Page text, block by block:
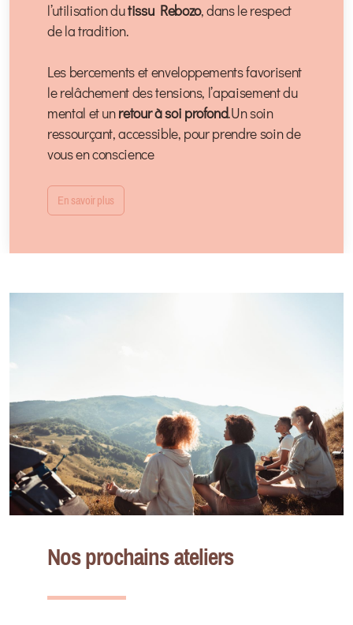
l’utilisation dutissu Rebozo, dans le respect
de la tradition.
Les bercements et enveloppements favorisent
le relâchement des tensions, l’apaisement du
mental et unretour à soi profond.Un soin
ressourçant, accessible, pour prendre soin de
vous en conscience
En savoir plus
Nos prochains ateliers